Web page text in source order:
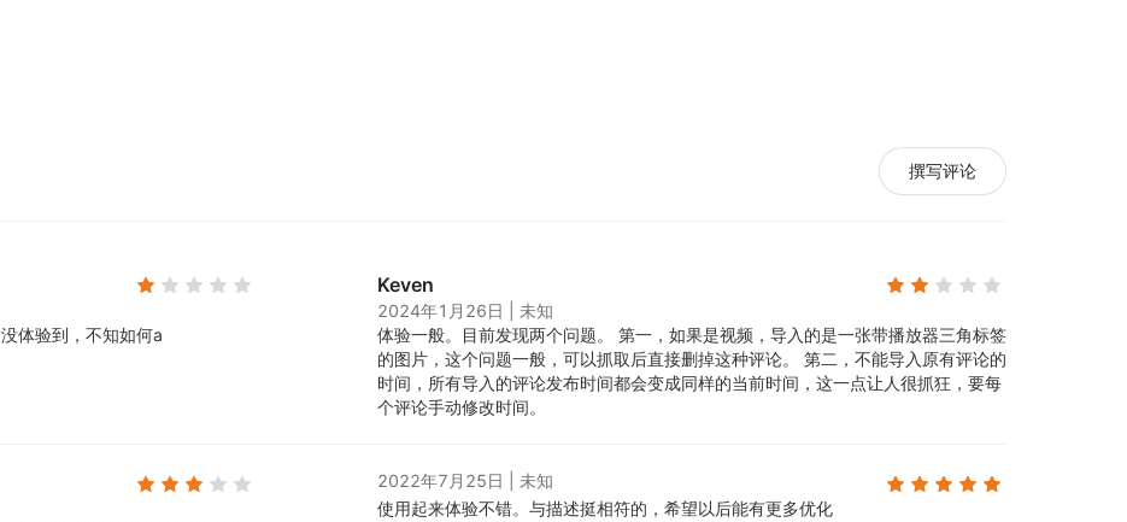
撰写评论
没体验到，不知如何a
Keven
2024年1月26日
未知
体验一般。
目前发现两个问题。 第一，如果是视频，导入的是一张带播放器三角标签
的图片，这个问题一般，可以抓取后直接删掉这种评论。 第二，不能导入原有评论的
时间，所有导入的评论发布时间都会变成同样的当前时间，这一点让人很抓狂，要每
个评论手动修改时间。
2022年7月25日
未知
使用起来体验不错。 与描述挺相符的，希望以后能有更多优化